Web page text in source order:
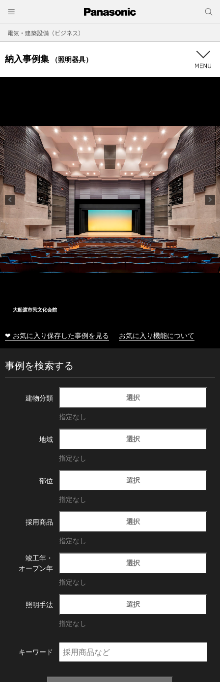
電気・建築設備（ビジネス）
納入事例集 （照明器具）
大船渡市民文化会館
❤ お気に入り保存した事例を見る お気に入り機能について
事例を検索する
建物分類 選択
指定なし
地域 選択
指定なし
部位 選択
指定なし
採用商品 選択
指定なし
竣工年・
オープン年
選択
指定なし
照明手法 選択
指定なし
キーワード